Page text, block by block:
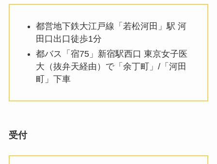
都営地下鉄大江戸線「若松河田」駅 河
田口出口徒歩1分
都バス「宿75」新宿駅西口 東京女子医
大（抜弁天経由）で「余丁町」/「河田
町」下車
受付